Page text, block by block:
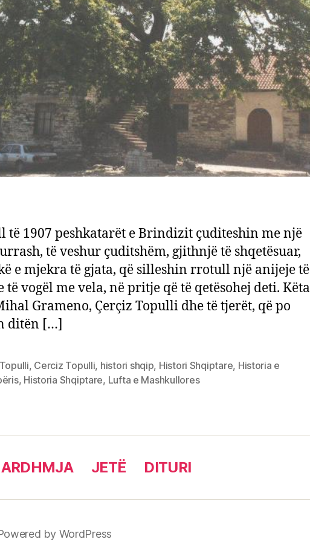
të 1907 peshkatarët e Brindizit çuditeshin me një
të veshur çuditshëm, gjithnjë të shqetësuar,
e mjekra të gjata, që silleshin rrotull një anijeje të
të vogël me vela, në pritje që të qetësohej deti. Këta
Grameno, Çerçiz Topulli dhe të tjerët, që po
ditën […]
, Cerciz Topulli, histori shqip, Histori Shqiptare, Historia e
, Historia Shqiptare, Lufta e Mashkullores
JETË DITURI
by WordPress